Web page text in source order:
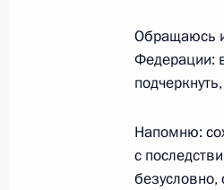
Текслером
6 августа
Обращаюсь
Федерации:
Напомню:
с